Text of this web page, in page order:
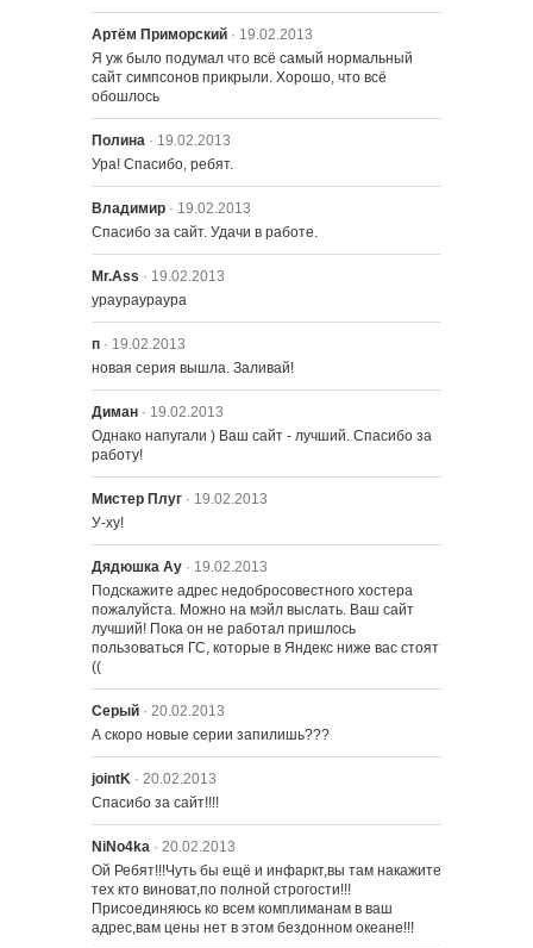
Артём Приморский · 19.02.2013
Я уж было подумал что всё самый нормальный
сайт симпсонов прикрыли. Хорошо, что всё
обошлось
Полина · 19.02.2013
Ура! Спасибо, ребят.
Владимир · 19.02.2013
Спасибо за сайт. Удачи в работе.
Mr.Ass · 19.02.2013
ураураураура
п · 19.02.2013
новая серия вышла. Заливай!
Диман · 19.02.2013
Однако напугали ) Ваш сайт - лучший. Спасибо за
работу!
Мистер Плуг · 19.02.2013
У-ху!
Дядюшка Ау · 19.02.2013
Подскажите адрес недобросовестного хостера
пожалуйста. Можно на мэйл выслать. Ваш сайт
лучший! Пока он не работал пришлось
пользоваться ГС, которые в Яндекс ниже вас стоят
((
Серый · 20.02.2013
А скоро новые серии запилишь???
jointK · 20.02.2013
Спасибо за сайт!!!!
NiNo4ka · 20.02.2013
Ой Ребят!!!Чуть бы ещё и инфаркт,вы там накажите
тех кто виноват,по полной строгости!!!
Присоединяюсь ко всем комплиманам в ваш
адрес,вам цены нет в этом бездонном океане!!!